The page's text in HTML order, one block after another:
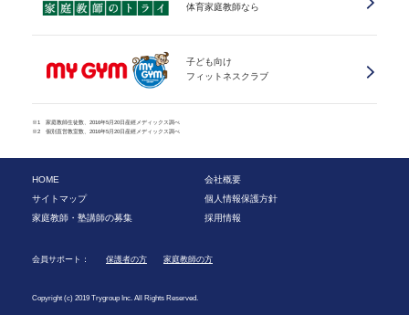
体育家庭教師なら
子ども向け
フィットネスクラブ
※1 家庭教師生徒数、2016年5月20日産經メディックス調べ
※2 個別直営教室数、2016年5月20日産經メディックス調べ
HOME
会社概要
サイトマップ
個人情報保護方針
家庭教師・塾講師の募集
採用情報
会員サポート： 保護者の方 家庭教師の方
Copyright (c) 2019 Trygroup Inc. All Rights Reserved.